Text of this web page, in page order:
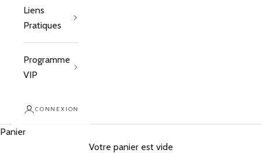
Liens
Pratiques
Programme
VIP
CONNEXION
Panier
Votre panier est vide